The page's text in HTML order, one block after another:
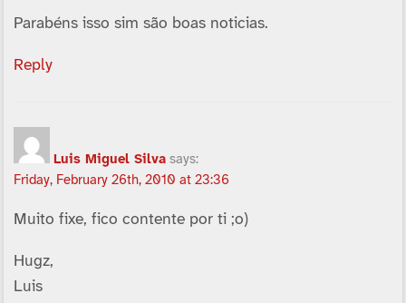
Parabéns isso sim são boas noticias.
Reply
Luis Miguel Silva says:
Friday, February 26th, 2010 at 23:36
Muito fixe, fico contente por ti ;o)
Hugz,
Luis